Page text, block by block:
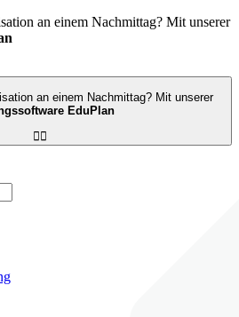
an einem Nachmittag? Mit unserer
an einem Nachmittag? Mit unserer
EduPlan
